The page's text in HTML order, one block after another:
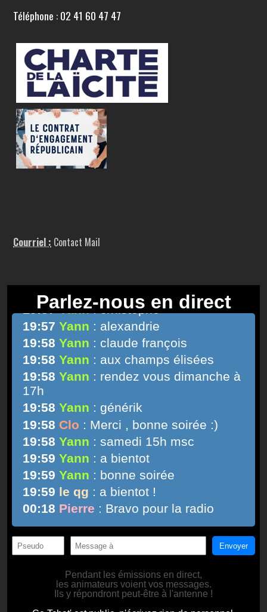
Téléphone : 02 41 60 47 47
Courriel : Contact Mail